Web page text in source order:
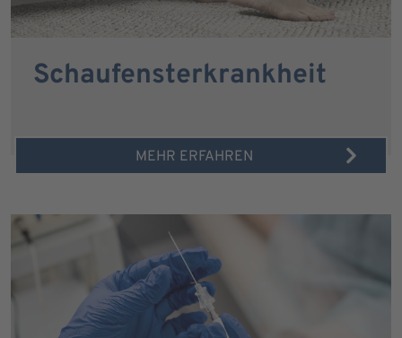
Schaufensterkrankheit
MEHR ERFAHREN